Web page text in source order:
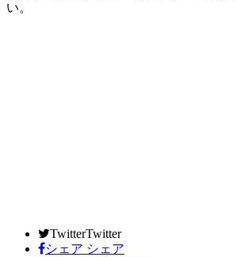
い。
TwitterTwitter
シェア シェア